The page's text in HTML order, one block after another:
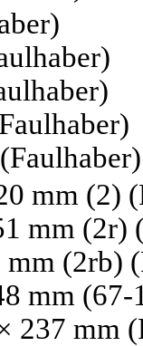
mm (2)
mm (2r)
(2rb)
mm
237 mm